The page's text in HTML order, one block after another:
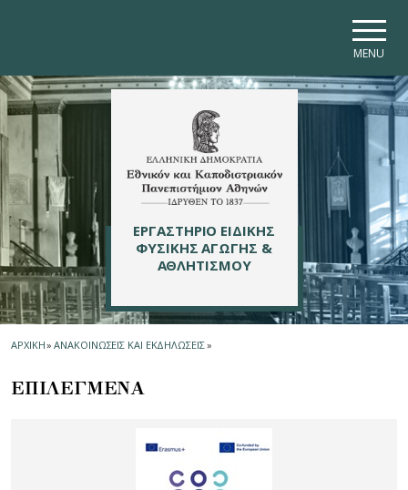
MENU
ΕΡΓΑΣΤΗΡΙΟ ΕΙΔΙΚΗΣ
ΦΥΣΙΚΗΣ ΑΓΩΓΗΣ &
ΑΘΛΗΤΙΣΜΟΥ
ΑΡΧΙΚΗ» ΑΝΑΚΟΙΝΩΣΕΙΣ ΚΑΙ ΕΚΔΗΛΩΣΕΙΣ»
ΕΠΙΛΕΓΜΕΝΑ